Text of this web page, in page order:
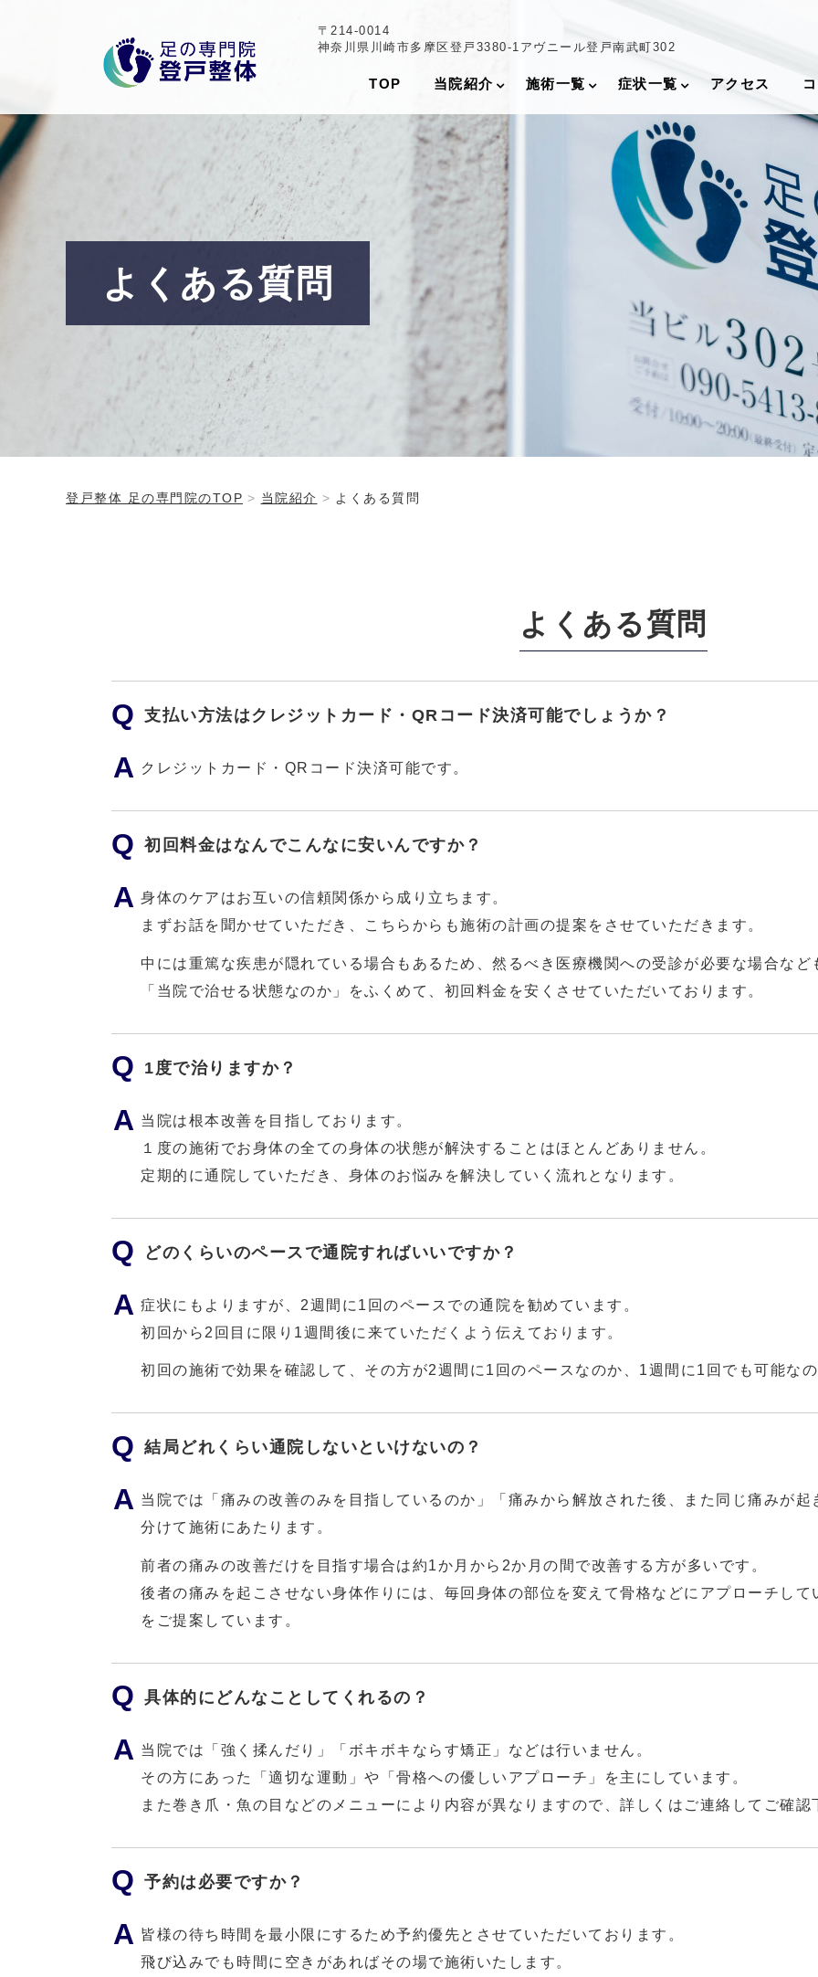
〒214-0014
神奈川県川崎市多摩区登戸3380-1 アヴニール登戸南武町302
TOP 当院紹介 施術一覧 症状一覧 アクセス
よくある質問
登戸整体 足の専門院のTOP 当院紹介 よくある質問
よくある質問
支払い方法はクレジットカード・QRコード決済可能でしょうか？
クレジットカード・QRコード決済可能です。
初回料金はなんでこんなに安いんですか？
身体のケアはお互いの信頼関係から成り立ちます。
まずお話を聞かせていただき、こちらからも施術の計画の提案をさせていただきます。
中には重篤な疾患が隠れている場合もあるため、然るべき医療機関への受診が必要な場合など
「当院で治せる状態なのか」をふくめて、初回料金を安くさせていただいております。
1度で治りますか？
当院は根本改善を目指しております。
１度の施術でお身体の全ての身体の状態が解決することはほとんどありません。
定期的に通院していただき、身体のお悩みを解決していく流れとなります。
どのくらいのペースで通院すればいいですか？
症状にもよりますが、2週間に1回のペースでの通院を勧めています。
初回から2回目に限り1週間後に来ていただくよう伝えております。
初回の施術で効果を確認して、その方が2週間に1回のペースなのか、1週間に1回でも可能な
結局どれくらい通院しないといけないの？
当院では「痛みの改善のみを目指しているのか」「痛みから解放された後、また同じ痛みが
分けて施術にあたります。
前者の痛みの改善だけを目指す場合は約1か月から2か月の間で改善する方が多いです。
後者の痛みを起こさせない身体作りには、毎回身体の部位を変えて骨格などにアプローチし
をご提案しています。
具体的にどんなことしてくれるの？
当院では「強く揉んだり」「ボキボキならす矯正」などは行いません。
その方にあった「適切な運動」や「骨格への優しいアプローチ」を主にしています。
また巻き爪・魚の目などのメニューにより内容が異なりますので、詳しくはご連絡してご確認
予約は必要ですか？
皆様の待ち時間を最小限にするため予約優先とさせていただいております。
飛び込みでも時間に空きがあればその場で施術いたします。